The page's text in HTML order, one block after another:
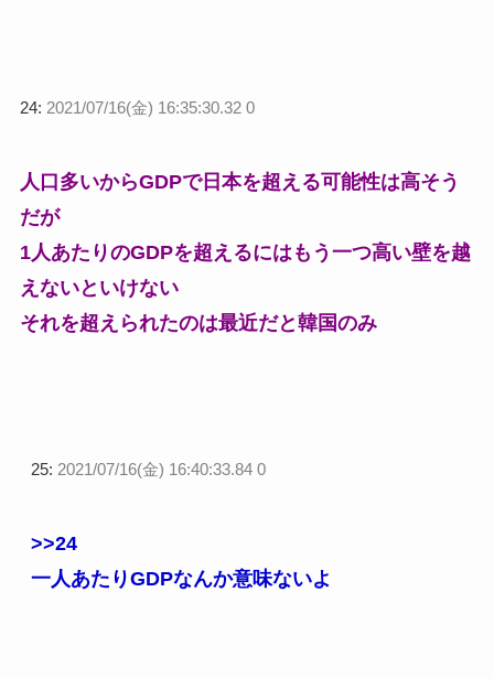
24: 2021/07/16(金) 16:35:30.32 0
人口多いからGDPで日本を超える可能性は高そう
だが
1人あたりのGDPを超えるにはもう一つ高い壁を越
えないといけない
それを超えられたのは最近だと韓国のみ
25: 2021/07/16(金) 16:40:33.84 0
>>24
一人あたりGDPなんか意味ないよ